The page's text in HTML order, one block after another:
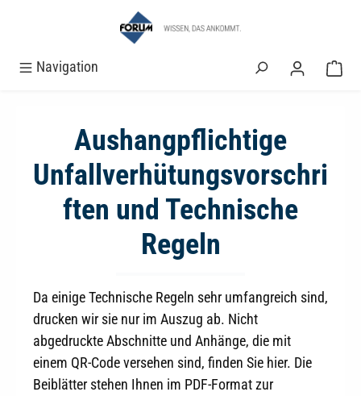
Navigation
Aushangpflichtige
Unfallverhütungsvorschri
ften und Technische
Regeln
Da einige Technische Regeln sehr umfangreich sind,
drucken wir sie nur im Auszug ab. Nicht
abgedruckte Abschnitte und Anhänge, die mit
einem QR-Code versehen sind, finden Sie hier. Die
Beiblätter stehen Ihnen im PDF-Format zur